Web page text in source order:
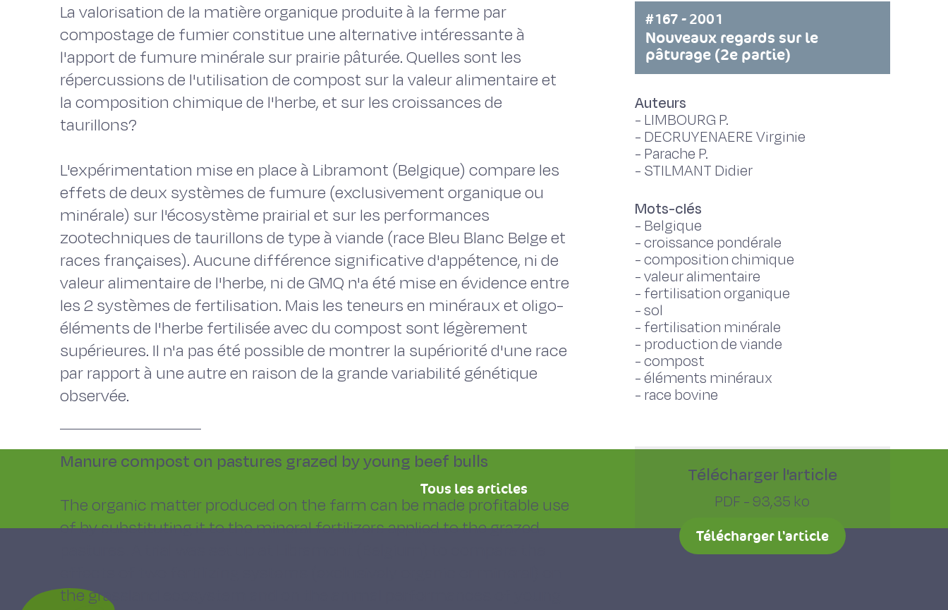
La valorisation de la matière organique produite à la ferme par
compostage de fumier constitue une alternative intéressante à
l'apport de fumure minérale sur prairie pâturée. Quelles sont les
répercussions de l'utilisation de compost sur la valeur alimentaire et
la composition chimique de l'herbe, et sur les croissances de
taurillons?
L'expérimentation mise en place à Libramont (Belgique) compare les
effets de deux systèmes de fumure (exclusivement organique ou
minérale) sur l'écosystème prairial et sur les performances
zootechniques de taurillons de type à viande (race Bleu Blanc Belge et
races françaises). Aucune différence significative d'appétence, ni de
valeur alimentaire de l'herbe, ni de GMQ n'a été mise en évidence entre
les 2 systèmes de fertilisation. Mais les teneurs en minéraux et oligo-
éléments de l'herbe fertilisée avec du compost sont légèrement
supérieures. Il n'a pas été possible de montrer la supériorité d'une race
par rapport à une autre en raison de la grande variabilité génétique
observée.
Manure compost on pastures grazed by young beef bulls
The organic matter produced on the farm can be made profitable use
of by substituting it to the mineral fertilizers applied to the grazed
the grassland ecosystem and on the animal performances of young
#167 - 2001
Nouveaux regards sur le
pâturage (2e partie)
Auteurs
- LIMBOURG P.
- DECRUYENAERE Virginie
- Parache P.
- STILMANT Didier
Mots-clés
- Belgique
-croissance pondérale
-composition chimique
-valeur alimentaire
- fertilisation organique
-sol
- fertilisation minérale
- production de viande
-compost
-éléments minéraux
- race bovine
Télécharger l'article
PDF - 93,35 ko
Télécharger l'article
Tous les articles